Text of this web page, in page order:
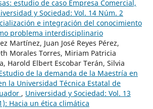
estudio de caso Empresa Comercial,
y Sociedad: Vol. 14 Núm. 2
e integración del conocimiento
problema interdisciplinario
Martínez, Juan José Reyes Pérez,
Morales Torres, Miriam Patricia
Harold Elbert Escobar Terán, Silvia
de la demanda de la Maestría en
la Universidad Técnica Estatal de
, Universidad y Sociedad: Vol. 13
Hacia un ética climática